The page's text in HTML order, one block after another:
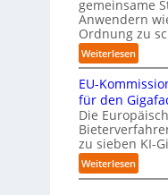
gemeinsame
Anwendern
Ordnung zu
Weiterlesen:
„
E
s
k
o
m
m
t
EU-
für den
Die
zu sieben KI-
Weiterlesen:
E